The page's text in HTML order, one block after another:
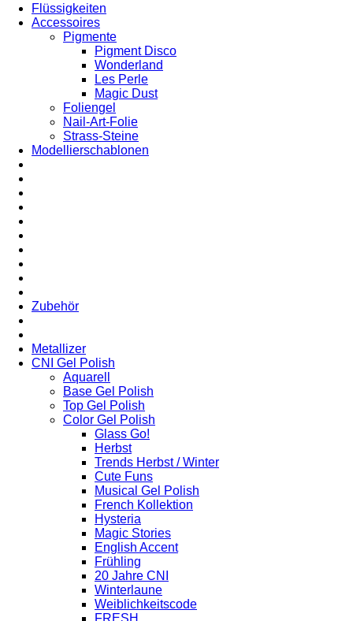
Flüssigkeiten
Accessoires
Pigmente
Pigment Disco
Wonderland
Les Perle
Magic Dust
Foliengel
Nail-Art-Folie
Strass-Steine
Modellierschablonen
Zubehör
Metallizer
CNI Gel Polish
Aquarell
Base Gel Polish
Top Gel Polish
Color Gel Polish
Glass Go!
Herbst
Trends Herbst / Winter
Cute Funs
Musical Gel Polish
French Kollektion
Hysteria
Magic Stories
English Accent
Frühling
20 Jahre CNI
Winterlaune
Weiblichkeitscode
FRESH